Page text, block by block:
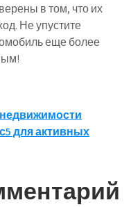
в том, что их
Не упустите
еще более
для активных